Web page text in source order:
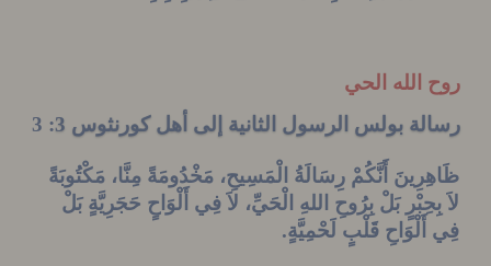
الله الحي
بولس الرسول الثانية إلى أهل كورنثوس 3 : 3
أَنَّكُمْ رِسَالَةُ الْمَسِيحِ، مَخْدُومَةً مِنَّا، مَكْتُوبَةً
بَلْ بِرُوحِ اللهِ الْحَيِّ،
لاَ فِي أَلْوَاحٍ حَجَرِيَّةٍ بَلْ
قَلْبٍ لَحْمِيَّةٍ.